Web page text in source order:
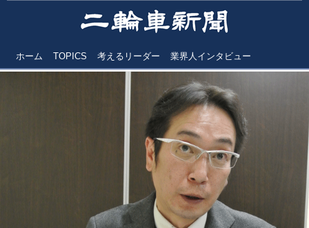
ホーム TOPICS 考えるリーダー 業界人インタビュー